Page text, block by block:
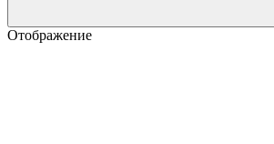
Отображение